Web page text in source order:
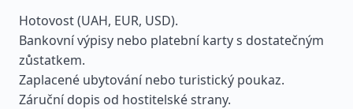
Hotovost (UAH, EUR, USD).
Bankovní výpisy nebo platební karty s dostatečným
zůstatkem.
Zaplacené ubytování nebo turistický poukaz.
Záruční dopis od hostitelské strany.